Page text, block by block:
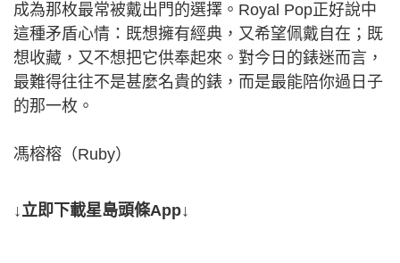
成為那枚最常被戴出門的選擇。Royal Pop正好說中
這種矛盾心情：既想擁有經典，又希望佩戴自在；既
想收藏，又不想把它供奉起來。對今日的錶迷而言，
最難得往往不是甚麼名貴的錶，而是最能陪你過日子
的那一枚。
馮榕榕（Ruby）
↓立即下載星島頭條App↓